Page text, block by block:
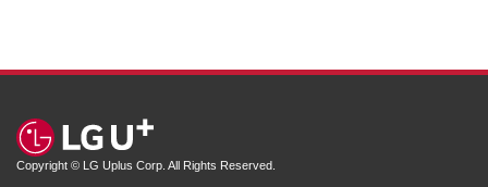
Copyright © LG Uplus Corp. All Rights Reserved.